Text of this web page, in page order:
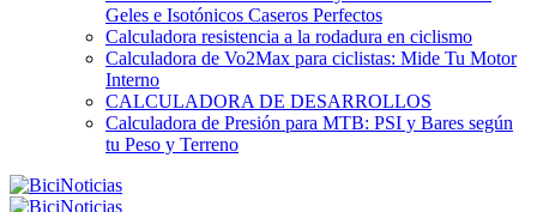
Geles e Isotónicos Caseros Perfectos
Calculadora resistencia a la rodadura en ciclismo
Calculadora de Vo2Max para ciclistas: Mide Tu Motor
Interno
CALCULADORA DE DESARROLLOS
Calculadora de Presión para MTB: PSI y Bares según
tu Peso y Terreno